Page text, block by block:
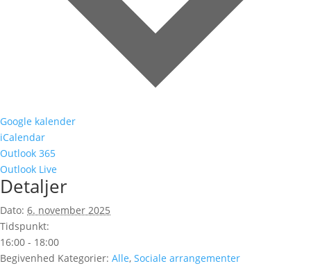
Google kalender
iCalendar
Outlook 365
Outlook Live
Detaljer
Dato: 6. november 2025
Tidspunkt:
16:00 - 18:00
Begivenhed Kategorier: Alle, Sociale arrangementer